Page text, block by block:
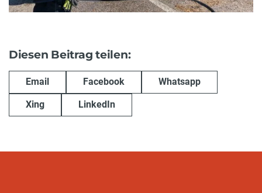
Diesen Beitrag teilen:
Email Facebook Whatsapp
Xing LinkedIn